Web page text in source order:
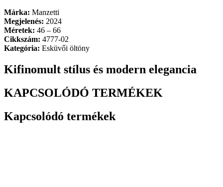
Márka: Manzetti
Megjelenés: 2024
Méretek: 46 – 66
Cikkszám: 4777-02
Kategória: Esküvői öltöny
Kifinomult stílus és modern elegancia
KAPCSOLÓDÓ TERMÉKEK
Kapcsolódó termékek